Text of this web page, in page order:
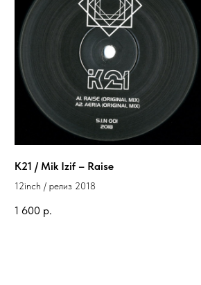
K21 / Mik Izif – Raise
12inch / релиз 2018
1 600 р.